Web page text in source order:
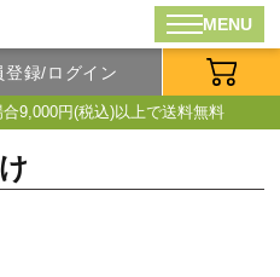
MENU
登録/ログイン
9,000円(税込)以上で送料無料